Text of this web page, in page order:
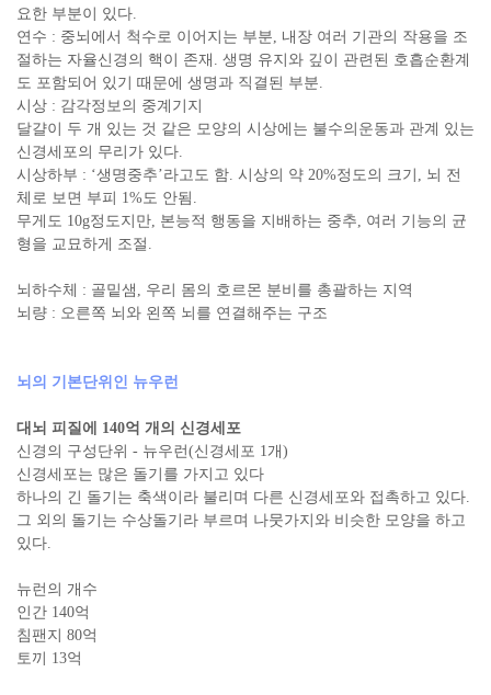
요한 부분이 있다.
연수 : 중뇌에서 척수로 이어지는 부분, 내장 여러 기관의 작용을 조
절하는 자율신경의 핵이 존재. 생명 유지와 깊이 관련된 호흡순환계
도 포함되어 있기 때문에 생명과 직결된 부분.
시상 : 감각정보의 중계기지
달걀이 두 개 있는 것 같은 모양의 시상에는 불수의운동과 관계 있는
신경세포의 무리가 있다.
시상하부 : ‘생명중추’라고도 함. 시상의 약 20%정도의 크기, 뇌 전
체로 보면 부피 1%도 안됨.
무게도 10g정도지만, 본능적 행동을 지배하는 중추, 여러 기능의 균
형을 교묘하게 조절.
뇌하수체 : 골밑샘, 우리 몸의 호르몬 분비를 총괄하는 지역
뇌량 : 오른쪽 뇌와 왼쪽 뇌를 연결해주는 구조
뇌의 기본단위인 뉴우런
대뇌 피질에 140억 개의 신경세포
신경의 구성단위 - 뉴우런(신경세포 1개)
신경세포는 많은 돌기를 가지고 있다
하나의 긴 돌기는 축색이라 불리며 다른 신경세포와 접촉하고 있다.
그 외의 돌기는 수상돌기라 부르며 나뭇가지와 비슷한 모양을 하고
있다.
뉴런의 개수
인간 140억
침팬지 80억
토끼 13억